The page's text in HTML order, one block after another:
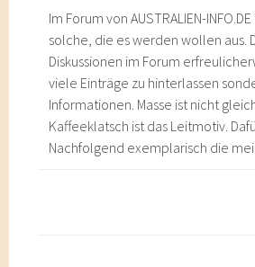
Im Forum von AUSTRALIEN-
solche, die es werden wollen aus.
Diskussionen im Forum
viele Einträge zu hinterlassen
Informationen. Masse ist nicht
Kaffeeklatsch ist das Leitmotiv.
Nachfolgend exemplarisch die